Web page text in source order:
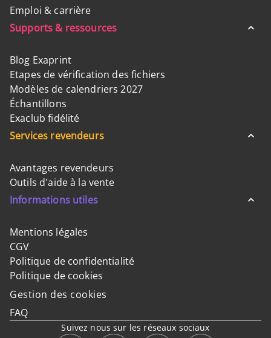
Emploi & carrière
Supports & ressources
Blog Exaprint
Etapes de vérification des fichiers
Modèles de calendriers 2027
Échantillons
Exaclub fidélité
Services revendeurs
Avantages revendeurs
Outils d'aide à la vente
Informations utiles
Mentions légales
CGV
Politique de confidentialité
Politique de cookies
Gestion des cookies
FAQ
Suivez nous sur les réseaux sociaux